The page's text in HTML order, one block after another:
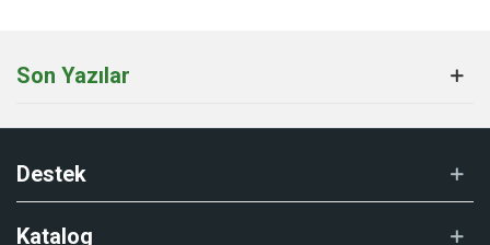
Son Yazılar
Destek
Katalog